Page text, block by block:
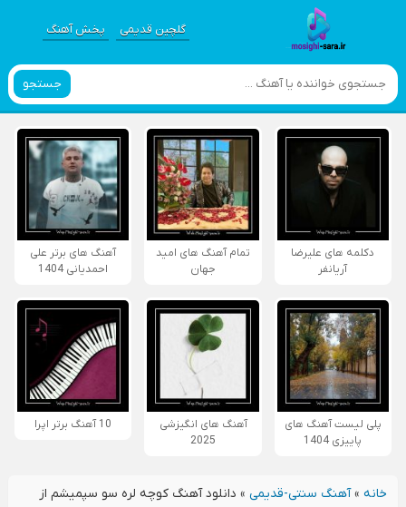
گلچین قدیمی پخش آهنگ
جستجو
دکلمه های علیرضا
آریانفر
تمام آهنگ های امید
جهان
آهنگ های برتر علی
احمدیانی 1404
پلی لیست آهنگ های
پاییزی 1404
آهنگ های انگیزشی
2025
10 آهنگ برتر اپرا
خانه»آهنگ سنتی-قدیمی» دانلود آهنگ کوچه لره سو سپمیشم از